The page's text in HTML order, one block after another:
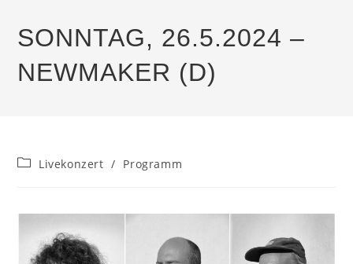
SONNTAG, 26.5.2024 –
NEWMAKER (D)
Beitrags-
Livekonzert / Programm